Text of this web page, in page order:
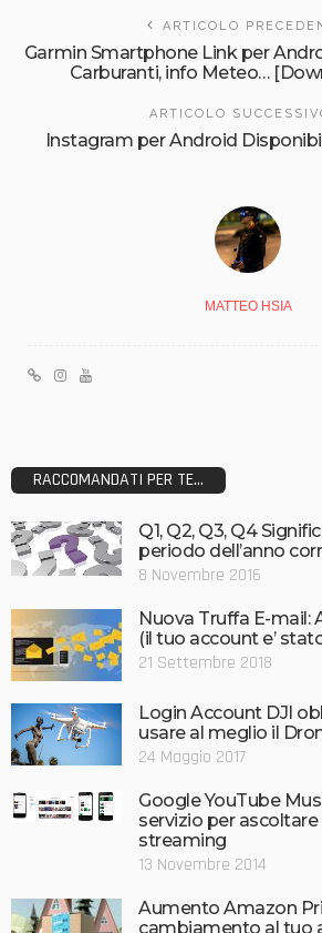
ARTICOLO
Garmin Smartphone Link per
Carburanti, info Meteo…
ARTICOLO
Instagram per Android
MATTEO HSIA
RACCOMANDATI PER TE...
Q1, Q2, Q3, Q4
periodo dell’anno
8 Novembre 2016
Nuova Truffa E-mail:
(il tuo account e’
21 Settembre 2018
Login Account DJI
usare al meglio il
24 Maggio 2017
Google YouTube
servizio per
streaming
13 Novembre 2014
Aumento Amazon
cambiamento al tuo